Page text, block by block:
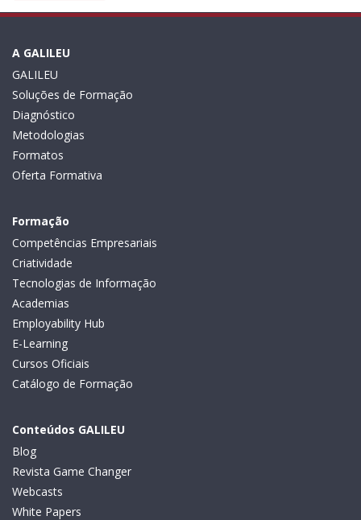
A GALILEU
GALILEU
Soluções de Formação
Diagnóstico
Metodologias
Formatos
Oferta Formativa
Formação
Competências Empresariais
Criatividade
Tecnologias de Informação
Academias
Employability Hub
E-Learning
Cursos Oficiais
Catálogo de Formação
Conteúdos GALILEU
Blog
Revista Game Changer
Webcasts
White Papers